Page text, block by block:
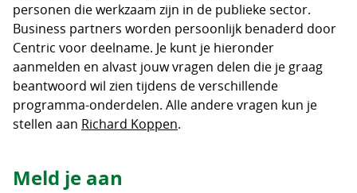
personen die werkzaam zijn in de publieke sector.
Business partners worden persoonlijk benaderd door
Centric voor deelname. Je kunt je hieronder
aanmelden en alvast jouw vragen delen die je graag
beantwoord wil zien tijdens de verschillende
programma-onderdelen. Alle andere vragen kun je
stellen aan Richard Koppen.
Meld je aan